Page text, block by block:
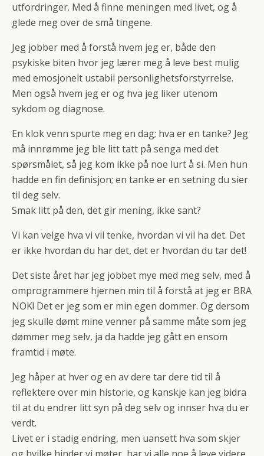
utfordringer. Med å finne meningen med livet, og å
glede meg over de små tingene.
Jeg jobber med å forstå hvem jeg er, både den
psykiske biten hvor jeg lærer meg å leve best mulig
med emosjonelt ustabil personlighetsforstyrrelse.
Men også hvem jeg er og hva jeg liker utenom
sykdom og diagnose.
En klok venn spurte meg en dag; hva er en tanke? Jeg
må innrømme jeg ble litt tatt på senga med det
spørsmålet, så jeg kom ikke på noe lurt å si. Men hun
hadde en fin definisjon; en tanke er en setning du sier
til deg selv.
Smak litt på den, det gir mening, ikke sant?
Vi kan velge hva vi vil tenke, hvordan vi vil ha det. Det
er ikke hvordan du har det, det er hvordan du tar det!
Det siste året har jeg jobbet mye med meg selv, med å
omprogrammere hjernen min til å forstå at jeg er BRA
NOK! Det er jeg som er min egen dommer. Og dersom
jeg skulle dømt mine venner på samme måte som jeg
dømmer meg selv, ja da hadde jeg gått en ensom
framtid i møte.
Jeg håper at hver og en av dere tar dere tid til å
reflektere over min historie, og kanskje kan jeg bidra
til at du endrer litt syn på deg selv og innser hva du er
verdt.
Livet er i stadig endring, men uansett hva som skjer